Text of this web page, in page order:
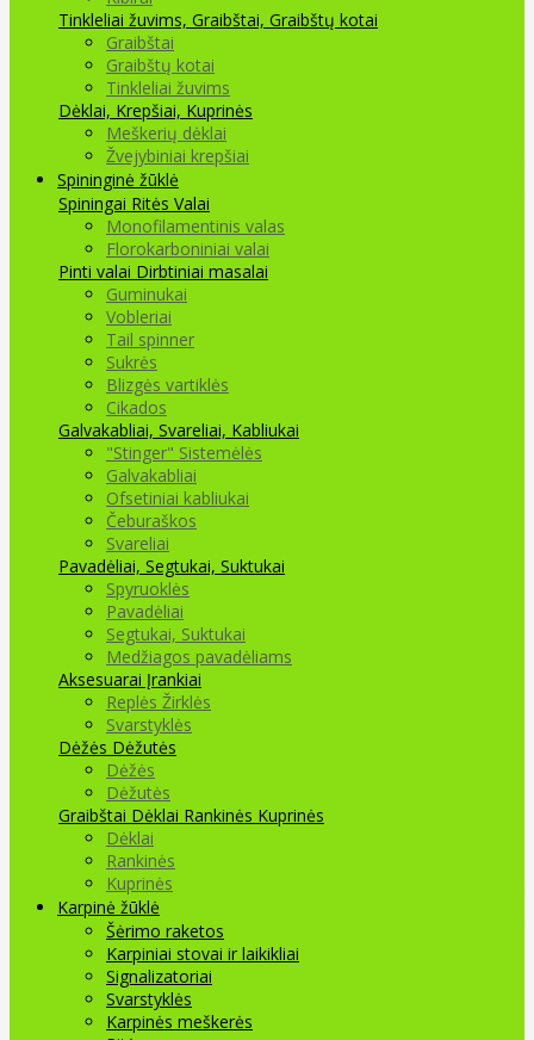
Tinkleliai žuvims, Graibštai, Graibštų kotai
Graibštai
Graibštų kotai
Tinkleliai žuvims
Dėklai, Krepšiai, Kuprinės
Meškerių dėklai
Žvejybiniai krepšiai
Spininginė žūklė
Spiningai Ritės Valai
Monofilamentinis valas
Florokarboniniai valai
Pinti valai Dirbtiniai masalai
Guminukai
Vobleriai
Tail spinner
Sukrės
Blizgės vartiklės
Cikados
Galvakabliai, Svareliai, Kabliukai
"Stinger" Sistemėlės
Galvakabliai
Ofsetiniai kabliukai
Čeburaškos
Svareliai
Pavadėliai, Segtukai, Suktukai
Spyruoklės
Pavadėliai
Segtukai, Suktukai
Medžiagos pavadėliams
Aksesuarai Įrankiai
Replės Žirklės
Svarstyklės
Dėžės Dėžutės
Dėžės
Dėžutės
Graibštai Dėklai Rankinės Kuprinės
Dėklai
Rankinės
Kuprinės
Karpinė žūklė
Šėrimo raketos
Karpiniai stovai ir laikikliai
Signalizatoriai
Svarstyklės
Karpinės meškerės